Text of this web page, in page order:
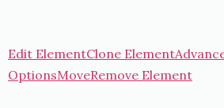
Edit ElementClone Element
OptionsMoveRemove Element